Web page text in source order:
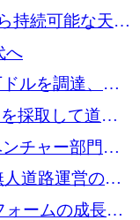
Nexus
持続可能な天然
ンドを調達
へ
ルを調達、
がエストニア
採取して道路
万ドルを調達
チャー部門か
道路運営の承
ォームの成長に